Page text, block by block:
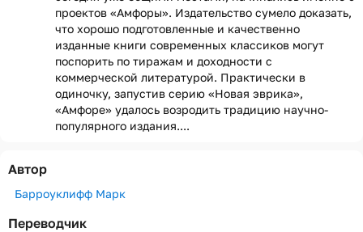
проектов «Амфоры». Издательство сумело доказать,
что хорошо подготовленные и качественно
изданные книги современных классиков могут
поспорить по тиражам и доходности с
коммерческой литературой. Практически в
одиночку, запустив серию «Новая эврика»,
«Амфоре» удалось возродить традицию научно-
популярного издания....
Автор
Барроуклифф Марк
Переводчик